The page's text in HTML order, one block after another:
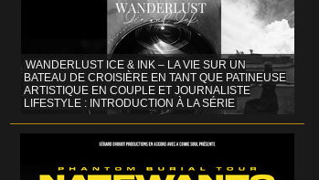
WANDERLUST ICE & INK – LA VIE SUR UN
BATEAU DE CROISIÈRE EN TANT QUE PATINEUSE
ARTISTIQUE EN COUPLE ET JOURNALISTE
LIFESTYLE : INTRODUCTION À LA SÉRIE